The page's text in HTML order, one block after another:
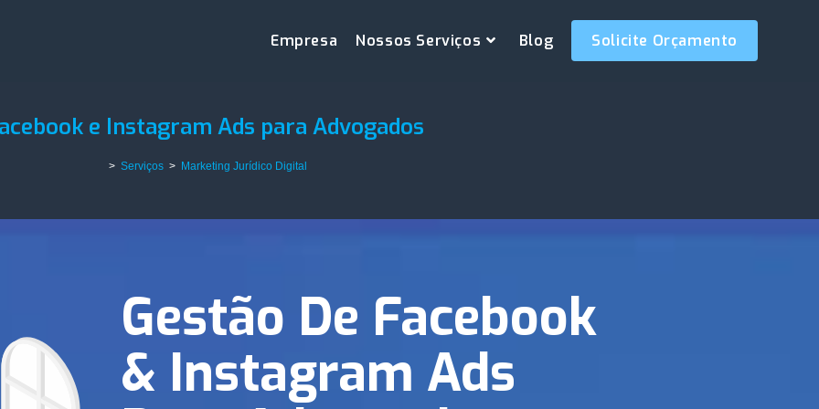
Empresa Nossos Serviços Blog Solicite Orçamento
e Instagram Ads para Advogados
> Serviços > Marketing Jurídico Digital
Gestão De Facebook
& Instagram Ads